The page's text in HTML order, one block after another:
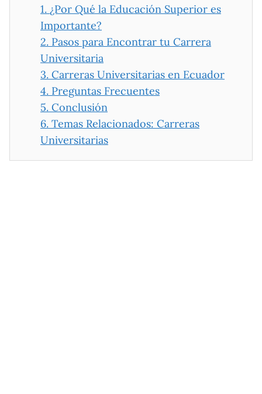
1. ¿Por Qué la Educación Superior es
Importante?
2. Pasos para Encontrar tu Carrera
Universitaria
3. Carreras Universitarias en Ecuador
4. Preguntas Frecuentes
5. Conclusión
6. Temas Relacionados: Carreras
Universitarias